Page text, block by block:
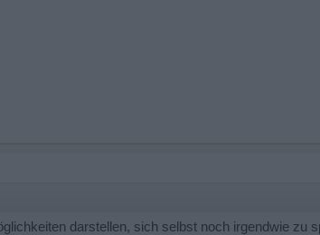
darstellen, sich selbst noch irgendwie zu